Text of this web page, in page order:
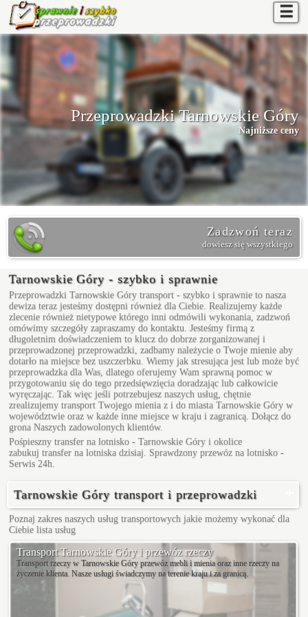
☰
Przeprowadzki Tarnowskie Góry
Najniższe ceny
Zadzwoń teraz
dowiesz się wszystkiego
Tarnowskie Góry - szybko i sprawnie
Przeprowadzki Tarnowskie Górytransport - szybko i sprawnie to nasza
dewiza teraz jesteśmy dostępni również dla Ciebie. Realizujemy każde
zlecenie również nietypowe którego inni odmówili wykonania, zadzwoń
omówimy szczegóły zapraszamy do kontaktu. Jesteśmy firmą z
długoletnim doświadczeniem to klucz do dobrze zorganizowanej i
przeprowadzonej przeprowadzki, zadbamy należycie o Twoje mienie aby
dotarło na miejsce bez uszczerbku. Wiemy jak stresująca jest lub może być
przeprowadzka dla Was, dlatego oferujemy Wam sprawną pomoc w
przygotowaniu się do tego przedsięwzięcia doradzając lub całkowicie
wyręczając. Tak więc jeśli potrzebujesz naszych usług, chętnie
zrealizujemy transport Twojego mienia z i do miasta Tarnowskie Góry w
województwie oraz w każde inne miejsce w kraju i zagranicą. Dołącz do
grona Naszych zadowolonych klientów.
Pośpieszny transfer na lotnisko - Tarnowskie Góryi okolice
zabukuj transfer na lotniska dzisiaj. Sprawdzony przewóz na lotnisko -
Serwis 24h.
Tarnowskie Góry transport i przeprowadzki
Poznaj zakres naszych usług transportowych jakie możemy wykonać dla
Ciebie lista usług
Transport Tarnowskie Góry i przewóz rzeczy
Transport rzeczy w Tarnowskie Góry przewóz mebli i mienia oraz inne rzeczy na
życzenie klienta. Nasze usługi świadczymy na terenie kraju i za granicą.